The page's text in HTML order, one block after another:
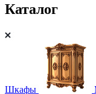
Каталог
Шкафы